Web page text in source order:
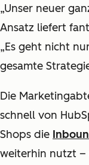
„Unser neuer
Ansatz liefert
„Es geht nicht
gesamte
Die
schnell von
Shops die
weiterhin nutzt –